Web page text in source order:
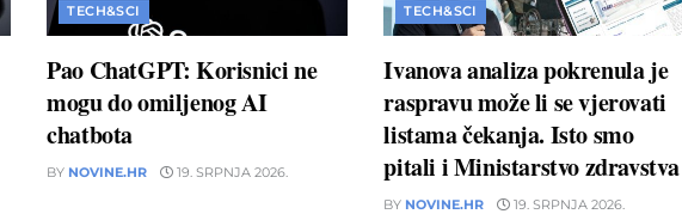
TECH&SCI
Pao ChatGPT: Korisnici ne
mogu do omiljenog AI
chatbota
BY NOVINE.HR 19. SRPNJA 2026.
TECH&SCI
Ivanova analiza pokrenula je
raspravu može li se vjerovati
listama čekanja. Isto smo
pitali i Ministarstvo zdravstva
BY NOVINE.HR 19. SRPNJA 2026.